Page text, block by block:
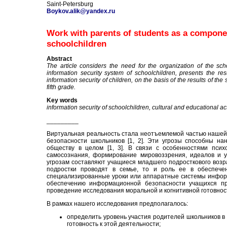
Saint-Petersburg
Boykov.alik@yandex.ru
Work with parents of students as a
schoolchildren
Abstract
The article considers the need for the organization of the
information security system of schoolchildren, presents the
information security of children, on the basis of the results of
fifth grade.
Key words
information security of schoolchildren, cultural and educational
Виртуальная реальность стала неотъемлемой частью
безопасности школьников [1, 2]. Эти угрозы способны
обществу в целом [1, 3]. В связи с особенностями
самосознания, формирование мировоззрения, идеалов и
угрозам составляют учащиеся младшего подросткового
подростки проводят в семье, то и роль ее в
специализированные уроки или аппаратные системы
обеспечению информационной безопасности учащихся
проведение исследования моральной и когнитивной
В рамках нашего исследования предполагалось:
определить уровень участия родителей школьников
готовность к этой деятельности;